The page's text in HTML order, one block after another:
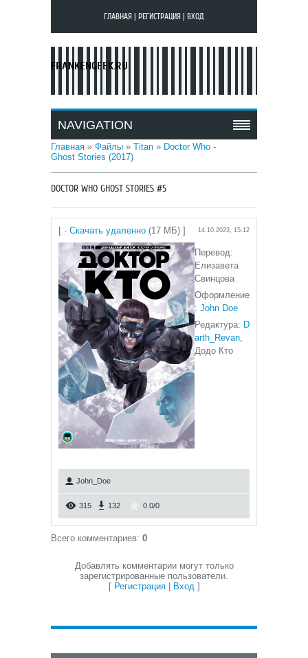
ГЛАВНАЯ РЕГИСТРАЦИЯ ВХОД
FRANKENGEEK.RU
NAVIGATION
Главная » Файлы » Titan » Doctor Who -
Ghost Stories (2017)
DOCTOR WHO GHOST STORIES #5
[ · Скачать удаленно (17 МБ) ] 14.10.2023, 15:12
Перевод:
Елизавета
Свинцова
Оформление
: John Doe
Редактура: D
arth_Revan,
Додо Кто
John_Doe
315 132 0.0/0
Всего комментариев: 0
Добавлять комментарии могут только
зарегистрированные пользователи.
[ Регистрация| Вход]